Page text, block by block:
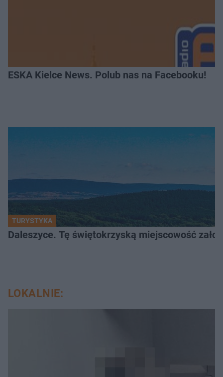
ESKA Kielce News. Polub nas na Facebooku!
TURYSTYKA
Daleszyce. Tę świętokrzyską miejscowość
LOKALNIE: